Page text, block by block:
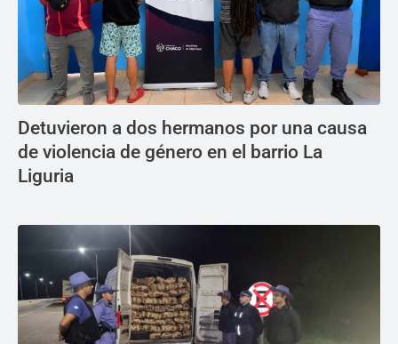
Detuvieron a dos hermanos por una causa
de violencia de género en el barrio La
Liguria